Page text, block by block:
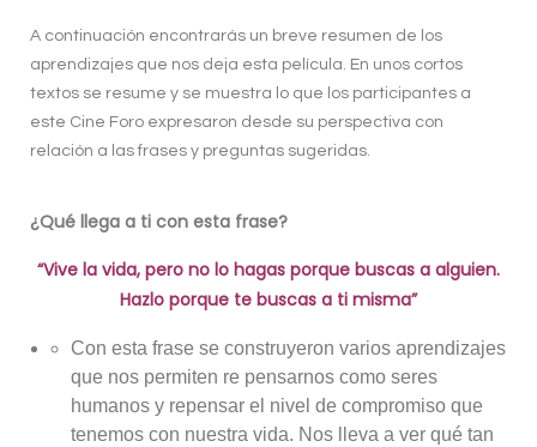
A continuación encontrarás un breve resumen de los
aprendizajes que nos deja esta película. En unos cortos
textos se resume y se muestra lo que los participantes a
este Cine Foro expresaron desde su perspectiva con
relación a las frases y preguntas sugeridas.
¿Qué llega a ti con esta frase?
“Vive la vida, pero no lo hagas porque buscas a alguien.
Hazlo porque te buscas a ti misma”
Con esta frase se construyeron varios aprendizajes
que nos permiten re pensarnos como seres
humanos y repensar el nivel de compromiso que
tenemos con nuestra vida. Nos lleva a ver qué tan